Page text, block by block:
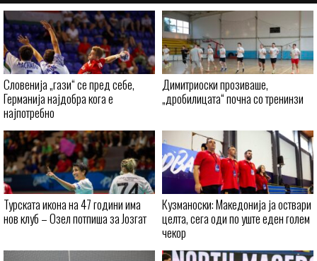
Словенија „гази“ се пред себе,
Германија најдобра кога е
најпотребно
Димитриоски прозиваше,
„дробилицата“ почна со тренинзи
Турската икона на 47 години има
нов клуб – Озел потпиша за Јозгат
Кузманоски: Македонија ја оствари
целта, сега оди по уште еден голем
чекор